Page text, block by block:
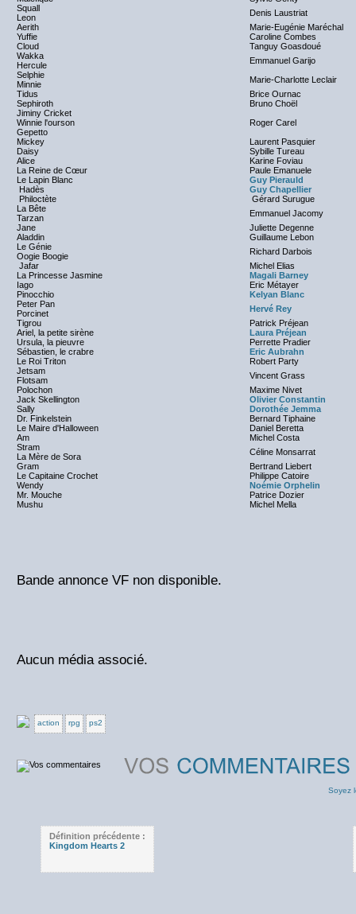
Squall
Denis Laustriat
Leon
Aerith
Marie-Eugénie Maréchal
Yuffie
Caroline Combes
Cloud
Tanguy Goasdoué
Wakka
Emmanuel Garijo
Hercule
Selphie
Marie-Charlotte Leclair
Minnie
Tidus
Brice Ournac
Sephiroth
Bruno Choël
Jiminy Cricket
Roger Carel
Winnie l'ourson
Gepetto
Mickey
Laurent Pasquier
Daisy
Sybille Tureau
Alice
Karine Foviau
La Reine de Cœur
Paule Emanuele
Le Lapin Blanc
Guy Pierauld
Hadès
Guy Chapellier
Philoctète
Gérard Surugue
La Bête
Emmanuel Jacomy
Tarzan
Jane
Juliette Degenne
Aladdin
Guillaume Lebon
Le Génie
Richard Darbois
Oogie Boogie
Jafar
Michel Elias
La Princesse Jasmine
Magali Barney
Iago
Eric Métayer
Pinocchio
Kelyan Blanc
Peter Pan
Hervé Rey
Porcinet
Tigrou
Patrick Préjean
Ariel, la petite sirène
Laura Préjean
Ursula, la pieuvre
Perrette Pradier
Sébastien, le crabre
Eric Aubrahn
Le Roi Triton
Robert Party
Jetsam
Vincent Grass
Flotsam
Polochon
Maxime Nivet
Jack Skellington
Olivier Constantin
Sally
Dorothée Jemma
Dr. Finkelstein
Bernard Tiphaine
Le Maire d'Halloween
Daniel Beretta
Am
Michel Costa
Stram
Céline Monsarrat
La Mère de Sora
Gram
Bertrand Liebert
Le Capitaine Crochet
Philippe Catoire
Wendy
Noémie Orphelin
Mr. Mouche
Patrice Dozier
Mushu
Michel Mella
Bande annonce VF non disponible.
Aucun média associé.
action rpg ps2
Soyez
Définition précédente :
Kingdom Hearts 2